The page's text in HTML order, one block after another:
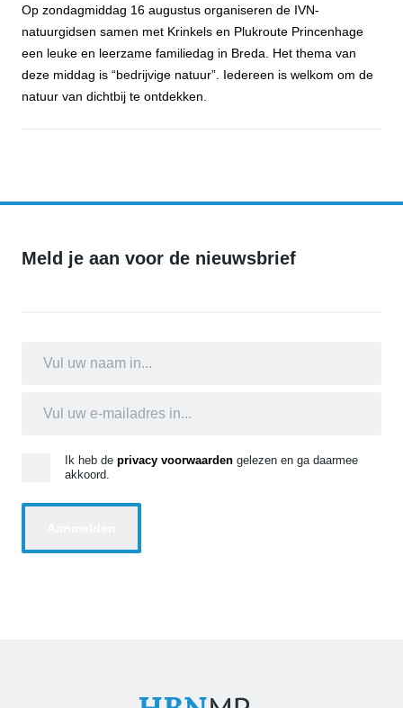
Op zondagmiddag 16 augustus organiseren de IVN-
natuurgidsen samen met Krinkels en Plukroute Princenhage
een leuke en leerzame familiedag in Breda. Het thema van
deze middag is “bedrijvige natuur”. Iedereen is welkom om de
natuur van dichtbij te ontdekken.
Meld je aan voor de nieuwsbrief
Ik heb de privacy voorwaarden gelezen en ga daarmee
akkoord.